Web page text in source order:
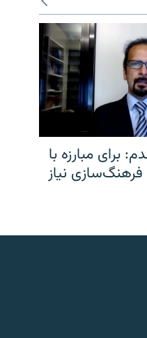
برای مبارزه با
فرهنگ‌سازی نیاز